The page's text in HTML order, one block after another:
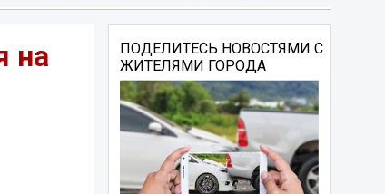
на
ПОДЕЛИТЕСЬ НОВОСТЯМИ С
ЖИТЕЛЯМИ ГОРОДА